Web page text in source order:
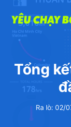
content
Tổng
Ra lò: 02/